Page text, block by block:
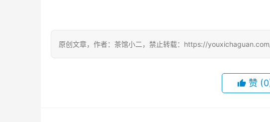
原创文章，作者：茶馆小二，禁止转载：https://
赞